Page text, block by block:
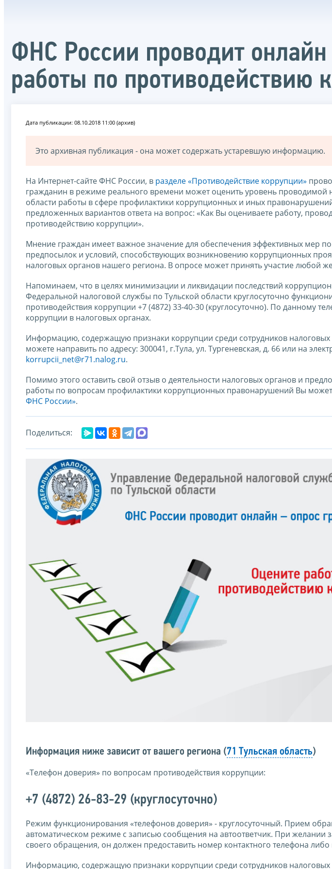
ФНС России проводит
работы по противодействию
Дата публикации: 08.10.2018 11:00 (архив)
Это архивная публикация - она может содержать устаревшую информацию.
На Интернет-сайте ФНС России, в разделе «Противодействие коррупции»
гражданин в режиме реального времени может оценить уровень проводимой
области работы в сфере профилактики коррупционных и иных
предложенных вариантов ответа на вопрос: «Как Вы оцениваете работу,
противодействию коррупции».
Мнение граждан имеет важное значение для обеспечения эффективных мер
предпосылок и условий, способствующих возникновению коррупционных
налоговых органов нашего региона. В опросе может принять участие любой
Напоминаем, что в целях минимизации и ликвидации последствий
Федеральной налоговой службы по Тульской области круглосуточно
противодействия коррупции +7 (4872) 33-40-30 (круглосуточно). По данному
коррупции в налоговых органах.
Информацию, содержащую признаки коррупции среди сотрудников налоговых
можете направить по адресу: 300041, г.Тула, ул. Тургеневская, д. 66 или на
korrupcii_net@r71.nalog.ru.
Помимо этого оставить свой отзыв о деятельности налоговых органов и
работы по вопросам профилактики коррупционных правонарушений Вы
ФНС России».
Поделиться:
Информация ниже зависит от вашего региона (71 Тульская область)
«Телефон доверия» по вопросам противодействия коррупции:
+7 (4872) 26-83-29 (круглосуточно)
Режим функционирования «телефонов доверия» - круглосуточный. Прием
автоматическом режиме с записью сообщения на автоответчик. При желании
своего обращения, он должен предоставить номер контактного телефона
Информацию, содержащую признаки коррупции среди сотрудников налоговых